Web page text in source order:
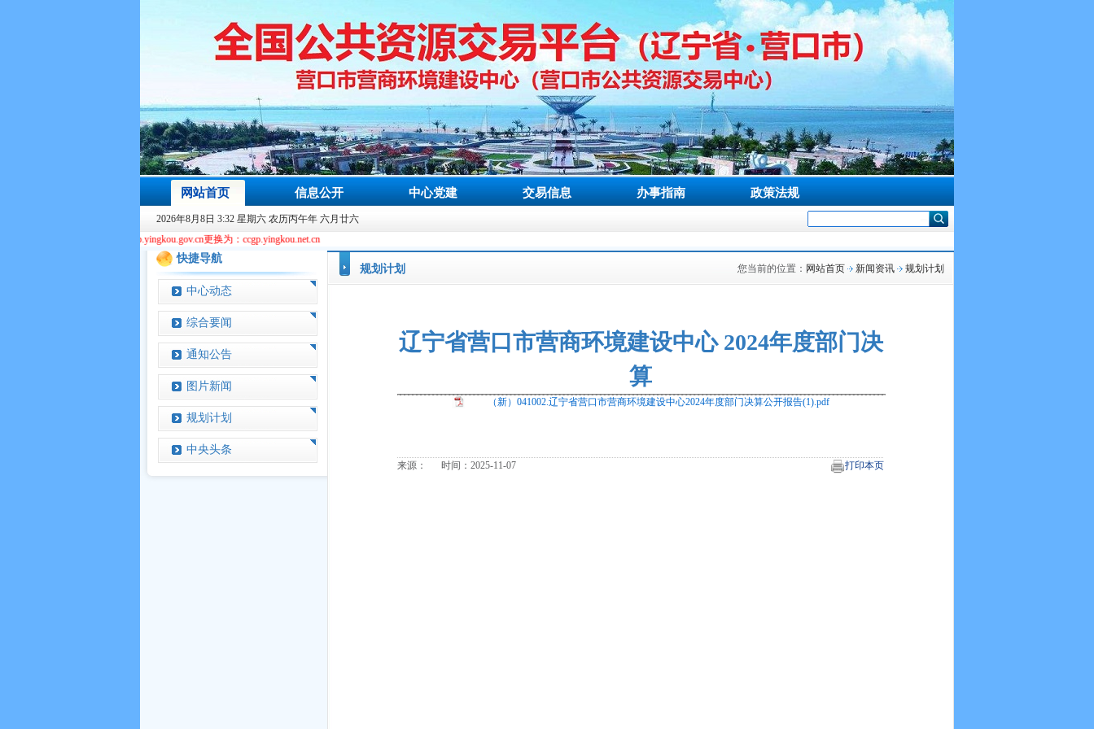
网站首页 信息公开 中心党建 交易信息 办事指南 政策法规
2026年8月8日 3:32 星期六 农历丙午年 六月廿六
9日起，本站域名由ccgp.yingkou.gov.cn更换为：ccgp.yingkou.net.cn
快捷导航
中心动态
综合要闻
通知公告
图片新闻
规划计划
中央头条
规划计划 您当前的位置： 网站首页 新闻资讯 规划计划
辽宁省营口市营商环境建设中心 2024年度部门决
算
（新）041002.辽宁省营口市营商环境建设中心2024年度部门决算公开报告(1).pdf
来源： 时间：2025-11-07 打印本页